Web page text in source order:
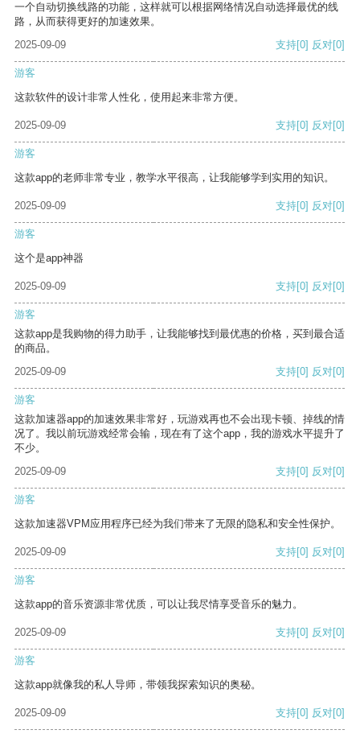
一个自动切换线路的功能，这样就可以根据网络情况自动选择最优的线
路，从而获得更好的加速效果。
2025-09-09
支持[0] 反对[0]
游客
这款软件的设计非常人性化，使用起来非常方便。
2025-09-09 支持[0] 反对[0]
游客
这款app的老师非常专业，教学水平很高，让我能够学到实用的知识。
2025-09-09 支持[0] 反对[0]
游客
这个是app神器
2025-09-09 支持[0] 反对[0]
游客
这款app是我购物的得力助手，让我能够找到最优惠的价格，买到最合适
的商品。
2025-09-09
支持[0] 反对[0]
游客
这款加速器app的加速效果非常好，玩游戏再也不会出现卡顿、掉线的情
况了。我以前玩游戏经常会输，现在有了这个app，我的游戏水平提升了
不少。
2025-09-09
支持[0] 反对[0]
游客
这款加速器VPM应用程序已经为我们带来了无限的隐私和安全性保护。
2025-09-09 支持[0] 反对[0]
游客
这款app的音乐资源非常优质，可以让我尽情享受音乐的魅力。
2025-09-09 支持[0] 反对[0]
游客
这款app就像我的私人导师，带领我探索知识的奥秘。
2025-09-09 支持[0] 反对[0]